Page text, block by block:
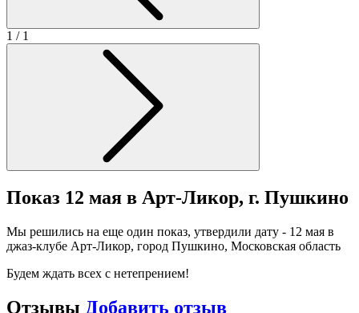
1 / 1
Показ 12 мая в Арт-Ликор, г. Пушкино
Мы решились на еще один показ, утвердили дату - 12 мая в
джаз-клубе Арт-Ликор, город Пушкино, Московская область
Будем ждать всех с нетепрением!
Отзывы Добавить отзыв